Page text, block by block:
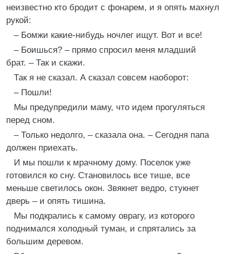
неизвестно кто бродит с фонарем, и я опять махнул
рукой:
– Бомжи какие-нибудь ночлег ищут. Вот и все!
– Боишься? – прямо спросил меня младший
брат. – Так и скажи.
Так я не сказал. А сказал совсем наоборот:
– Пошли!
Мы предупредили маму, что идем прогуляться
перед сном.
– Только недолго, – сказала она. – Сегодня папа
должен приехать.
И мы пошли к мрачному дому. Поселок уже
готовился ко сну. Становилось все тише, все
меньше светилось окон. Звякнет ведро, стукнет
дверь – и опять тишина.
Мы подкрались к самому оврагу, из которого
поднимался холодный туман, и спрятались за
большим деревом.